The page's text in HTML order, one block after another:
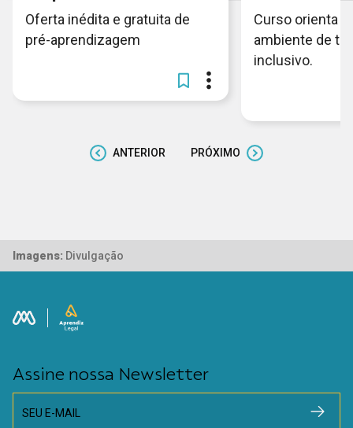
Oferta inédita e gratuita de
pré-aprendizagem
Curso orienta
ambiente de
inclusivo.
ANTERIOR PRÓXIMO
Imagens: Divulgação
Assine nossa Newsletter
SEU E-MAIL